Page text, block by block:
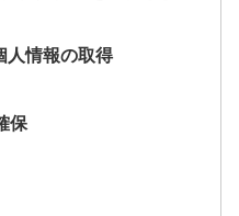
人情報の取得
保